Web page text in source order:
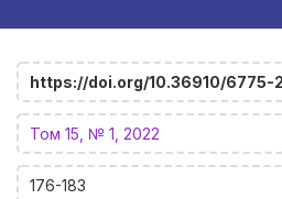
https://doi.org/10.36910/6775-
Том 15, № 1, 2022
176-183